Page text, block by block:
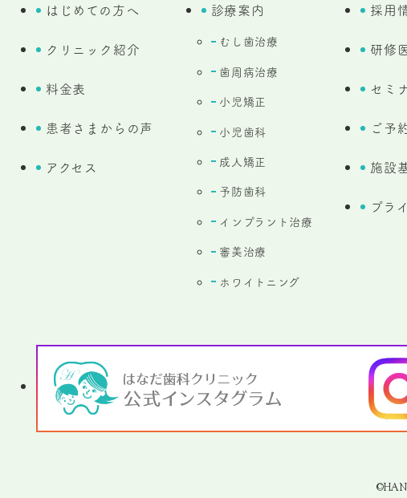
はじめての方へ
クリニック紹介
料金表
患者さまからの声
アクセス
診療案内
むし歯治療
歯周病治療
小児矯正
小児歯科
成人矯正
予防歯科
インプラント治療
審美治療
ホワイトニング
採用
研修
セミ
ご予
施設
プラ